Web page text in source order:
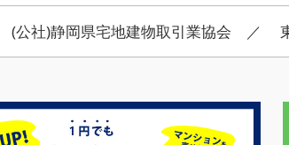
(公社)静岡県宅地建物取引業協会 ／